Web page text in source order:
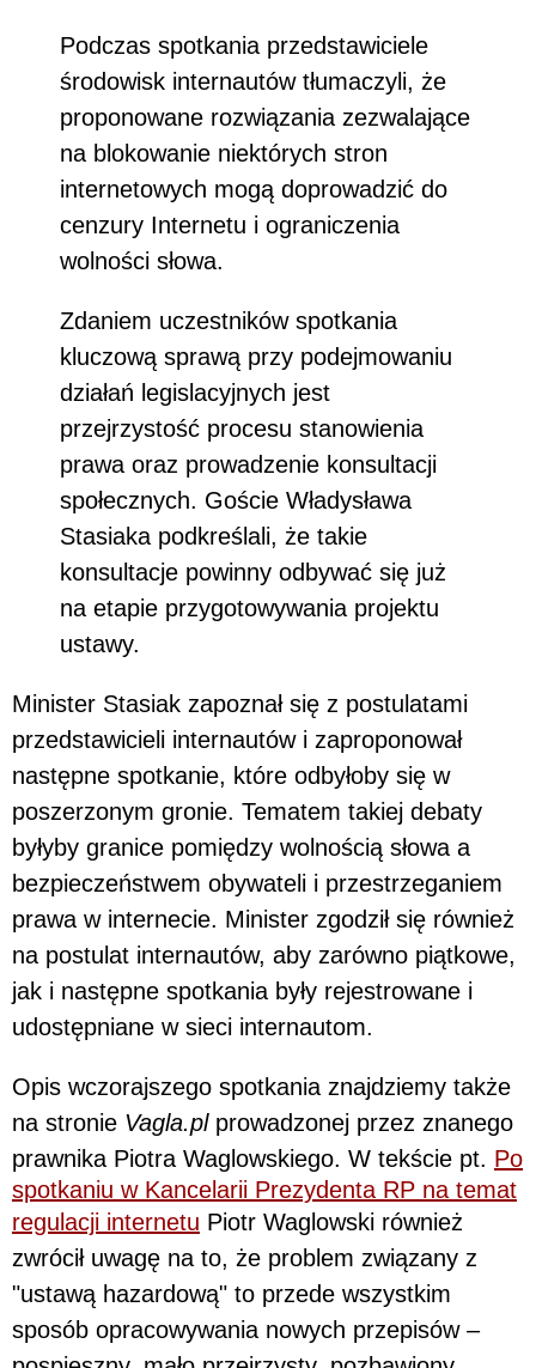
Podczas spotkania przedstawiciele
środowisk internautów tłumaczyli, że
proponowane rozwiązania zezwalające
na blokowanie niektórych stron
internetowych mogą doprowadzić do
cenzury Internetu i ograniczenia
wolności słowa.
Zdaniem uczestników spotkania
kluczową sprawą przy podejmowaniu
działań legislacyjnych jest
przejrzystość procesu stanowienia
prawa oraz prowadzenie konsultacji
społecznych. Goście Władysława
Stasiaka podkreślali, że takie
konsultacje powinny odbywać się już
na etapie przygotowywania projektu
ustawy.
Minister Stasiak zapoznał się z postulatami
przedstawicieli internautów i zaproponował
następne spotkanie, które odbyłoby się w
poszerzonym gronie. Tematem takiej debaty
byłyby granice pomiędzy wolnością słowa a
bezpieczeństwem obywateli i przestrzeganiem
prawa w internecie. Minister zgodził się również
na postulat internautów, aby zarówno piątkowe,
jak i następne spotkania były rejestrowane i
udostępniane w sieci internautom.
Opis wczorajszego spotkania znajdziemy także
na stronie Vagla.plprowadzonej przez znanego
prawnika Piotra Waglowskiego. W tekście pt. Po
spotkaniu w Kancelarii Prezydenta RP na temat
regulacji internetu Piotr Waglowski również
zwrócił uwagę na to, że problem związany z
"ustawą hazardową" to przede wszystkim
sposób opracowywania nowych przepisów –